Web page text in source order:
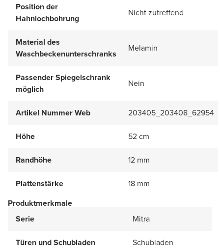
Position der
Hahnlochbohrung
Nicht zutreffend
Material des
Waschbeckenunterschranks
Melamin
Passender Spiegelschrank
möglich
Nein
Artikel Nummer Web 203405_203408_62954
Höhe 52 cm
Randhöhe 12 mm
Plattenstärke
18 mm
Produktmerkmale
Serie
Mitra
Türen und Schubladen Schubladen